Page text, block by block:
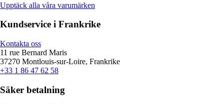
Upptäck alla våra varumärken
Kundservice i Frankrike
Kontakta oss
11 rue Bernard Maris
37270 Montlouis-sur-Loire, Frankrike
+33 1 86 47 62 58
Säker betalning